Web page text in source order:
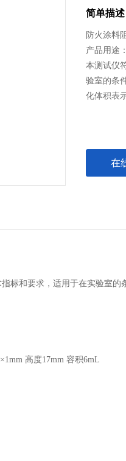
简单描述
防火涂料
产品用途：
本测试仪
验室的条
化体积表
在
标和要求，适用于在实验室
高度17mm 容积6mL